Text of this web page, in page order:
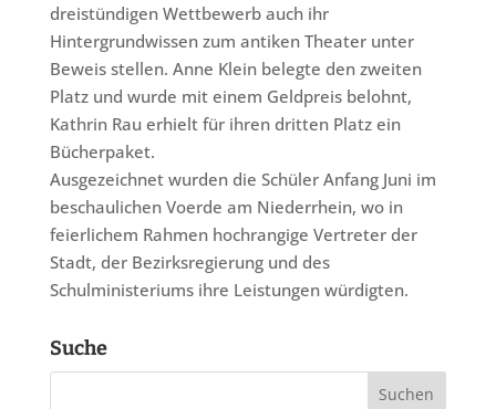
dreistündigen Wettbewerb auch ihr
Hintergrundwissen zum antiken Theater unter
Beweis stellen. Anne Klein belegte den zweiten
Platz und wurde mit einem Geldpreis belohnt,
Kathrin Rau erhielt für ihren dritten Platz ein
Bücherpaket.
Ausgezeichnet wurden die Schüler Anfang Juni im
beschaulichen Voerde am Niederrhein, wo in
feierlichem Rahmen hochrangige Vertreter der
Stadt, der Bezirksregierung und des
Schulministeriums ihre Leistungen würdigten.
Suche